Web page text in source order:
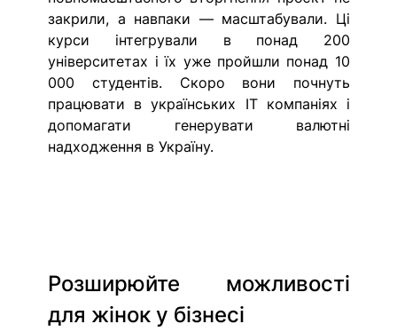
закрили, а навпаки — масштабували. Ці
курси інтегрували в понад 200
університетах і їх уже пройшли понад 10
000 студентів. Скоро вони почнуть
працювати в українських ІТ компаніях і
допомагати генерувати валютні
надходження в Україну.
Розширюйте можливості
для жінок у бізнесі